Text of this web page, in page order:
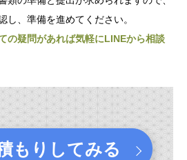
し、準備を進めてください。
の疑問があれば気軽にLINEから相談
もりしてみる